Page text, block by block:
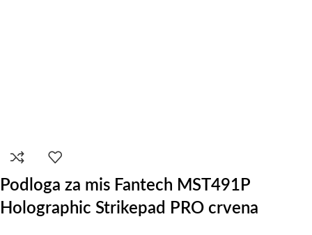
Podloga za mis Fantech MST491P
Holographic Strikepad PRO crvena